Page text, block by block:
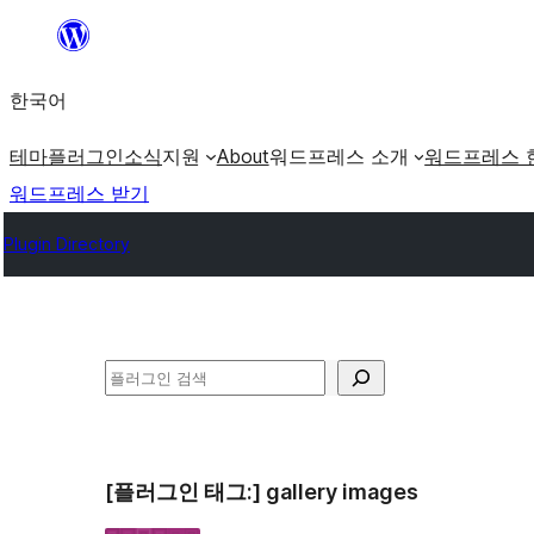
츠
로
로
가
한국어
테마플러그인소식지원 About워드프레스 소개 워드프레스
워드프레스 받기
Plugin Directory
검
[플러그인 태그:] gallery images